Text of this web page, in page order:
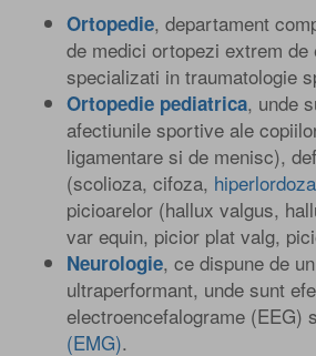
Ortopedie, departament
de medici ortopezi extrem de
specializati in traumatologie
Ortopedie pediatrica, unde
afectiunile sportive ale
ligamentare si de menisc),
(scolioza, cifoza, hiperlordoza
picioarelor (hallux valgus,
var equin, picior plat valg,
Neurologie, ce dispune de
ultraperformant, unde sunt
electroencefalograme (EEG)
(EMG).